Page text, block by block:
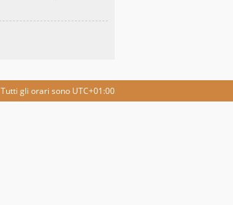
Tutti gli orari sono UTC+01:00